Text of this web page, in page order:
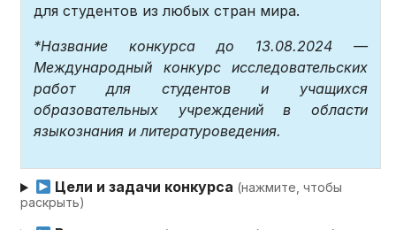
для студентов из любых стран мира.
*Название конкурса до 13.08.2024 —
Международный конкурс исследовательских
работ для студентов и учащихся
образовательных учреждений в области
языкознания и литературоведения.
Цели и задачи конкурса (нажмите, чтобы
раскрыть)